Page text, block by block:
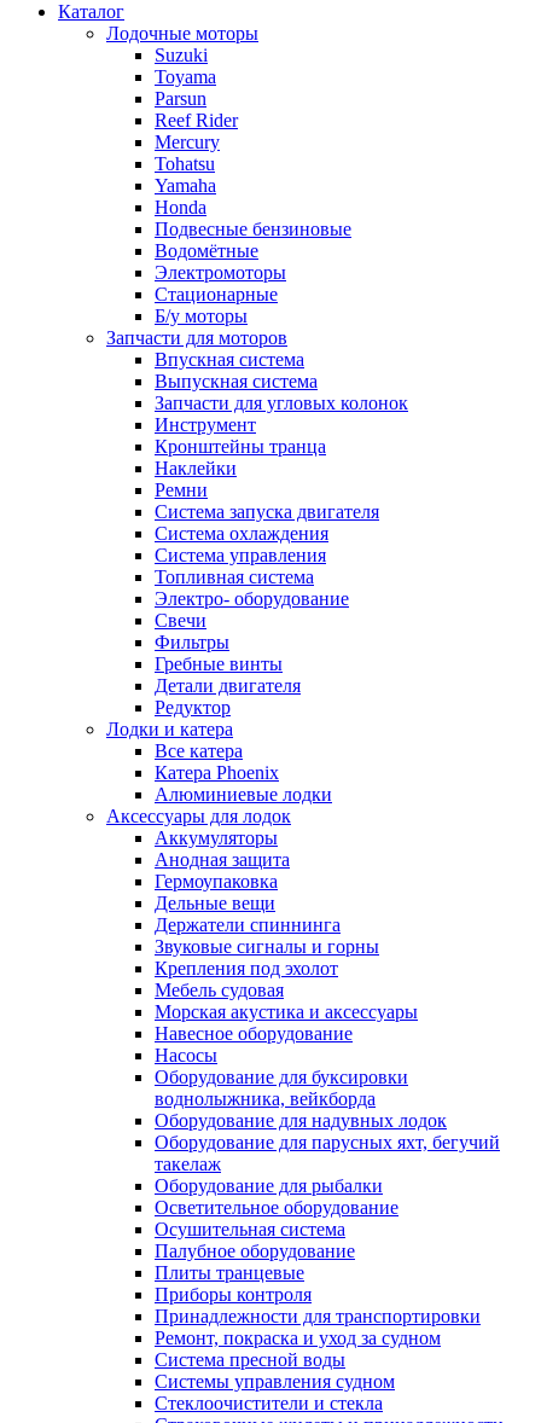
Каталог
Лодочные моторы
Suzuki
Toyama
Parsun
Reef Rider
Mercury
Tohatsu
Yamaha
Honda
Подвесные бензиновые
Водомётные
Электромоторы
Стационарные
Б/у моторы
Запчасти для моторов
Впускная система
Выпускная система
Запчасти для угловых колонок
Инструмент
Кронштейны транца
Наклейки
Ремни
Система запуска двигателя
Система охлаждения
Система управления
Топливная система
Электро- оборудование
Свечи
Фильтры
Гребные винты
Детали двигателя
Редуктор
Лодки и катера
Все катера
Катера Phoenix
Алюминиевые лодки
Аксессуары для лодок
Аккумуляторы
Анодная защита
Гермоупаковка
Дельные вещи
Держатели спиннинга
Звуковые сигналы и горны
Крепления под эхолот
Мебель судовая
Морская акустика и аксессуары
Навесное оборудование
Насосы
Оборудование для буксировки
воднолыжника, вейкборда
Оборудование для надувных лодок
Оборудование для парусных яхт, бегучий
такелаж
Оборудование для рыбалки
Осветительное оборудование
Осушительная система
Палубное оборудование
Плиты транцевые
Приборы контроля
Принадлежности для транспортировки
Ремонт, покраска и уход за судном
Система пресной воды
Системы управления судном
Стеклоочистители и стекла